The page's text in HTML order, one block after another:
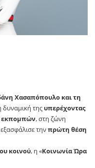
Χασαπόπουλο και τη
δυναμική της υπερέχοντας
εκπομπών, στη ζώνη
εξασφάλισε τηνπρώτη θέση
κοινού, η «Κοινωνία Ώρα